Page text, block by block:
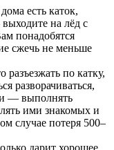
есть каток,
на лёд с
понадобятся
сжечь не меньше
по катку,
разворачиваться,
— выполнять
ими знакомых и
случае потеря 500–
дарит хорошее